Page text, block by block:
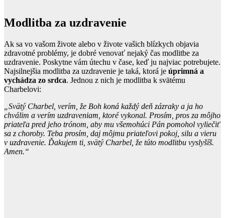
Modlitba za uzdravenie
Ak sa vo vašom živote alebo v živote vašich blízkych objavia
zdravotné problémy, je dobré venovať nejaký čas modlitbe za
uzdravenie. Poskytne vám útechu v čase, keď ju najviac potrebujete.
Najsilnejšia modlitba za uzdravenie je taká, ktorá je úprimná a
vychádza zo srdca. Jednou z nich je modlitba k svätému
Charbelovi:
„Svätý Charbel, verím, že Boh koná každý deň zázraky a ja ho
chválim a verím uzdraveniam, ktoré vykonal. Prosím, pros za môjho
priateľa pred jeho trónom, aby mu všemohúci Pán pomohol vyliečiť
sa z choroby. Teba prosím, daj môjmu priateľovi pokoj, silu a vieru
v uzdravenie. Ďakujem ti, svätý Charbel, že túto modlitbu vyslyšíš.
Amen.“